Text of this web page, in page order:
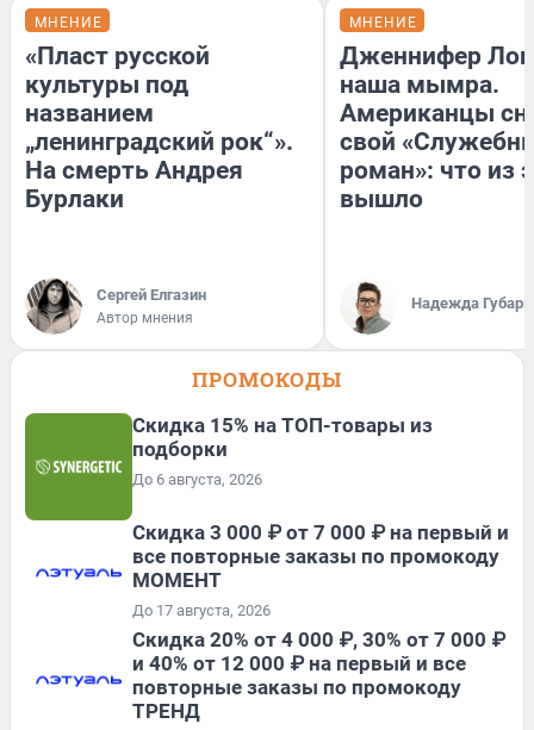
МНЕНИЕ
«Пласт русской
культуры под
названием
„ленинградский рок“».
На смерть Андрея
Бурлаки
Сергей Елгазин
Автор мнения
МНЕНИЕ
Дженнифер
наша мымра.
Американцы
свой
роман»: что из
вышло
Надежда Губарь
ПРОМОКОДЫ
Скидка 15% на ТОП-товары из
подборки
До 6 августа, 2026
Скидка 3 000 ₽ от 7 000 ₽ на первый и
все повторные заказы по промокоду
МОМЕНТ
До 17 августа, 2026
Скидка 20% от 4 000 ₽, 30% от 7 000 ₽
и 40% от 12 000 ₽ на первый и все
повторные заказы по промокоду
ТРЕНД